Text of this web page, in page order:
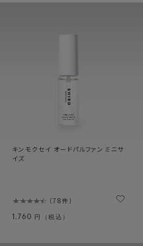
キンモクセイ オードパルファン ミニサ
イズ
78件
1,760 円（税込）